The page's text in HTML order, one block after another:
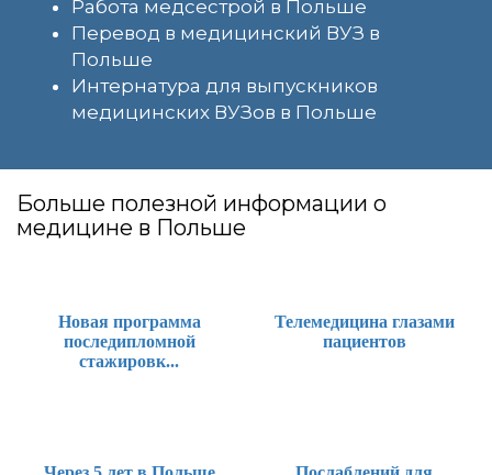
Работа медсестрой в Польше
Перевод в медицинский ВУЗ в
Польше
Интернатура для выпускников
медицинских ВУЗов в Польше
Больше полезной информации о
медицине в Польше
Новая программа
последипломной
стажировк...
Телемедицина глазами
пациентов